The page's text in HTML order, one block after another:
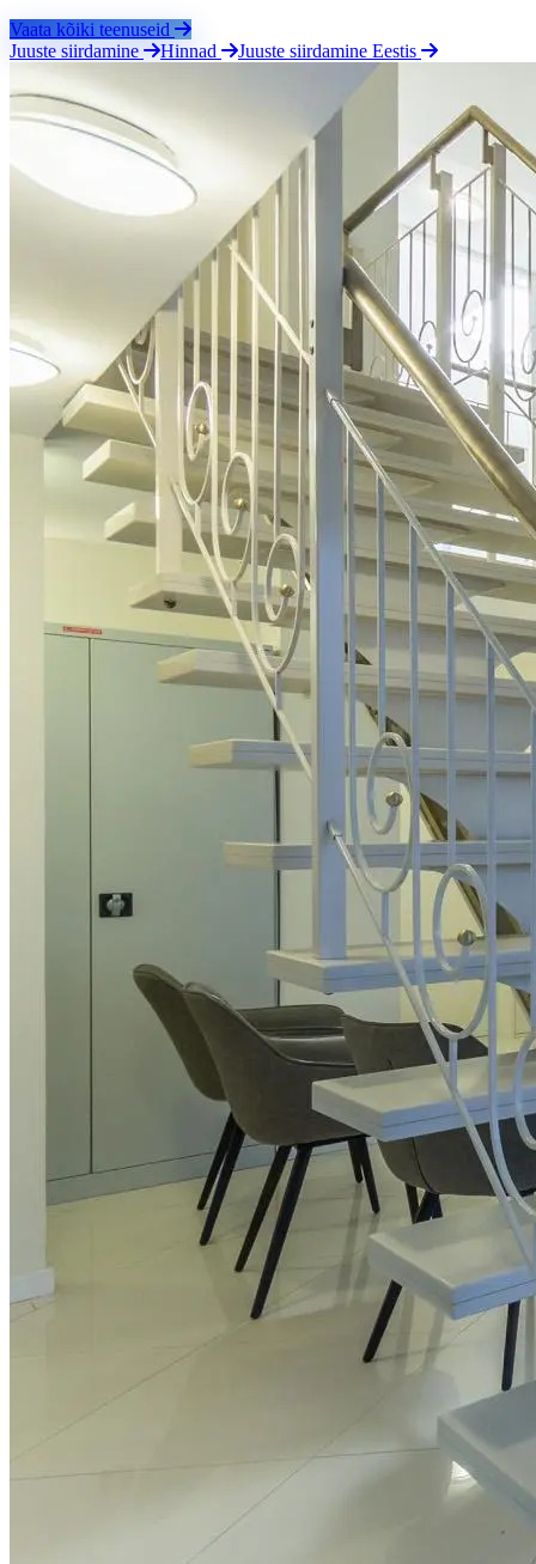
Vaata kõiki teenuseid
Juuste siirdamine
Hinnad Juuste siirdamine Eestis